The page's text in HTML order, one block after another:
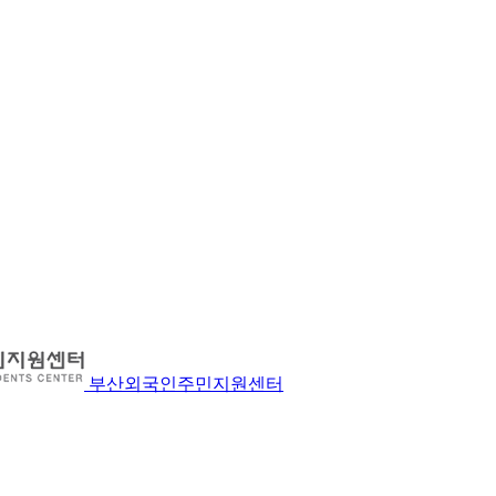
부산외국인주민지원센터